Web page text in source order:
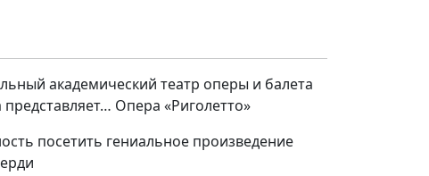
академический театр оперы и балета
Опера «Риголетто»
посетить гениальное произведение